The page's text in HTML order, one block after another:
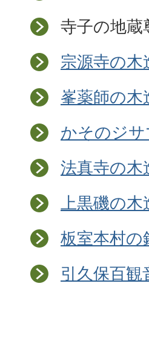
寺子の地蔵
宗源寺の木
峯薬師の木
かそのジ
法真寺の木
上黒磯の木
板室本村の
引久保百観